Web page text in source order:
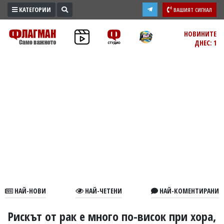
ПРОМО
ЗОНА
В
КАТЕГОРИИ ВАШИЯТ СИГНАЛ
НОВИНИТЕ
ДНЕС: 1
НАЙ-НОВИ НАЙ-ЧЕТЕНИ НАЙ-КОМЕНТИРАНИ
Рискът от рак е много по-висок при хора,